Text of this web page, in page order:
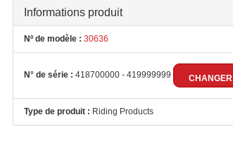
Informations produit
Nº de modèle : 30636
N° de série : 418700000 - 419999999 CHANGER
Type de produit : Riding Products